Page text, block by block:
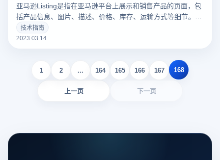
亚马逊Listing是指在亚马逊平台上展示和销售产品的页面，包
括产品信息、图片、描述、价格、库存、运输方式等细节。一
个好的亚马逊Listing可以吸引更多的潜在买家，增加销量。以
下云登录指纹浏览器关于亚马逊Listing包括什么？如何撰写？
技术指南
2023.03.14
上一页
1 2 ... 164 165 166 167 168
下一页